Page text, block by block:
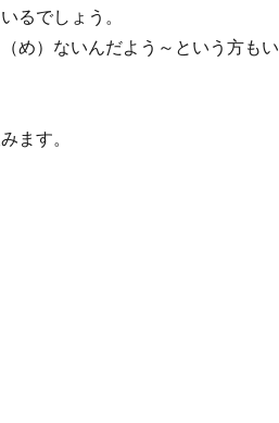
るでしょう。
め）ないんだよう～という方もい
ます。